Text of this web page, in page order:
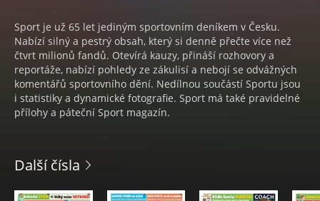
Sport je už 65 let jediným sportovním deníkem v Česku.
Nabízí silný a pestrý obsah, který si denně přečte více než
čtvrt milionů fandů. Otevírá kauzy, přináší rozhovory a
reportáže, nabízí pohledy ze zákulisí a nebojí se odvážných
komentářů sportovního dění. Nedílnou součástí Sportu jsou
i statistiky a dynamické fotografie. Sport má také pravidelné
přílohy a páteční Sport magazín.
Další čísla